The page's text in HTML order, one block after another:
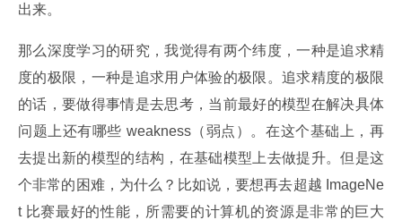
出来。
那么深度学习的研究，我觉得有两个纬度，一种是追求精
度的极限，一种是追求用户体验的极限。追求精度的极限
的话，要做得事情是去思考，当前最好的模型在解决具体
问题上还有哪些 weakness（弱点）。在这个基础上，再
去提出新的模型的结构，在基础模型上去做提升。但是这
个非常的困难，为什么？比如说，要想再去超越 ImageNe
t 比赛最好的性能，所需要的计算机的资源是非常的巨大